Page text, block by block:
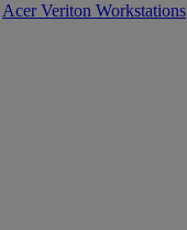
Acer Veriton Workstations